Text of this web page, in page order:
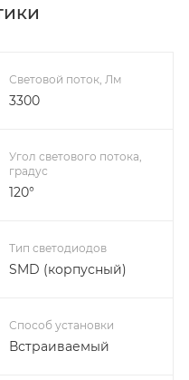
Световой поток, Лм
3300
Угол светового потока,
градус
120°
Тип светодиодов
SMD (корпусный)
Способ установки
Встраиваемый